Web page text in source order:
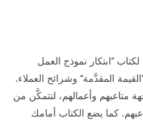
’’ابتكار نموذج العمل
المقدَّمة‘‘ وشرائح العملاء.
وأعمالهم، لتتمكَّن من
كما يضع الكتاب أمامك